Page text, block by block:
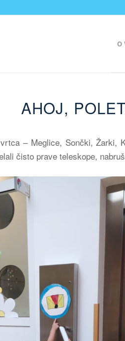
O
AHOJ,
– Meglice, Sončki,
čisto prave teleskope,